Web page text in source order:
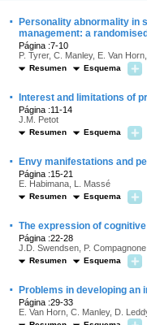
·
Personality abnormality in
management: a
Página :7-10
P. Tyrer, C. Manley, E. Van
Resumen Esquema
· Interest and limitations of
Página :11-14
J.M. Petot
Resumen Esquema
· Envy manifestations and
Página :15-21
E. Habimana, L. Massé
Resumen Esquema
· The expression of
Página :22-28
J.D. Swendsen, P. Compagnone
Resumen Esquema
· Problems in developing
Página :29-33
E. Van Horn, C. Manley, D.